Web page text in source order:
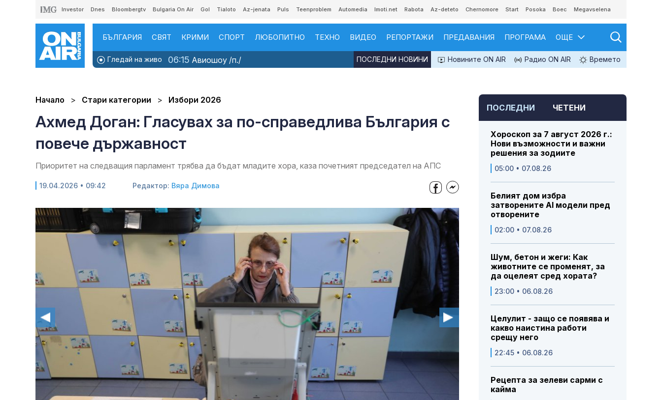
Investor Dnes Bloombergtv Bulgaria On Air Gol Tialoto Az-jenata Puls Teenproblem Automedia Imoti.net Rabota Az-deteto Chernomore Start Posoka Boec Megavselena
БЪЛГАРИЯ СВЯТ КРИМИ СПОРТ ЛЮБОПИТНО ТЕХНО ВИДЕО РЕПОРТАЖИ ПРЕДАВАНИЯ ПРОГРАМА ОЩЕ
Гледай на живо 06:15 Авиошоу /п./ Новините ON AIR Радио ON AIR Времето
ПОСЛЕДНИ НОВИНИ
Начало Стари категории Избори 2026
Ахмед Доган: Гласувах за по-справедлива България с
повече държавност
Приоритет на следващия парламент трябва да бъдат младите хора, каза почетният председател на АПС
19.04.2026 • 09:42 Редактор: Вяра Димова
ПОСЛЕДНИ ЧЕТЕНИ
Хороскоп за 7 август 2026 г.:
Нови възможности и важни
решения за зодиите
05:00 • 07.08.26
Белият дом избра
затворените AI модели пред
отворените
02:00 • 07.08.26
Шум, бетон и жеги: Как
животните се променят, за
да оцелеят сред хората?
23:00 • 06.08.26
Целулит - защо се появява и
какво наистина работи
срещу него
22:45 • 06.08.26
Рецепта за зелеви сарми с
кайма